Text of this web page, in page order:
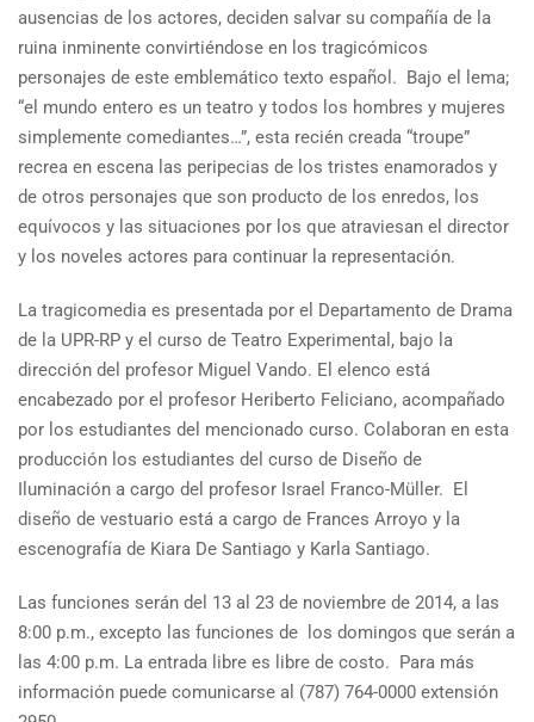
ausencias de los actores, deciden salvar su compañía de la
ruina inminente convirtiéndose en los tragicómicos
personajes de este emblemático texto español. Bajo el lema;
“el mundo entero es un teatro y todos los hombres y mujeres
simplemente comediantes…”, esta recién creada “troupe”
recrea en escena las peripecias de los tristes enamorados y
de otros personajes que son producto de los enredos, los
equívocos y las situaciones por los que atraviesan el director
y los noveles actores para continuar la representación.
La tragicomedia es presentada por el Departamento de Drama
de la UPR-RP y el curso de Teatro Experimental, bajo la
dirección del profesor Miguel Vando. El elenco está
encabezado por el profesor Heriberto Feliciano, acompañado
por los estudiantes del mencionado curso. Colaboran en esta
producción los estudiantes del curso de Diseño de
Iluminación a cargo del profesor Israel Franco-Müller. El
diseño de vestuario está a cargo de Frances Arroyo y la
escenografía de Kiara De Santiago y Karla Santiago.
Las funciones serán del 13 al 23 de noviembre de 2014, a las
8:00 p.m., excepto las funciones de los domingos que serán a
las 4:00 p.m. La entrada libre es libre de costo. Para más
información puede comunicarse al (787) 764-0000 extensión